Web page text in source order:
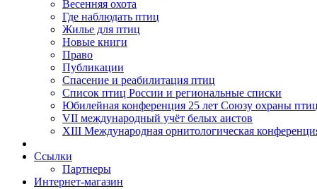
Весенняя охота
Где наблюдать птиц
Жилье для птиц
Новые книги
Право
Публикации
Спасение и реабилитация птиц
Список птиц России и региональные списки
Юбилейная конференция 25 лет Союзу охраны
VII международный учёт белых аистов
XIII Международная орнитологическая
Ссылки
Партнеры
Интернет-магазин